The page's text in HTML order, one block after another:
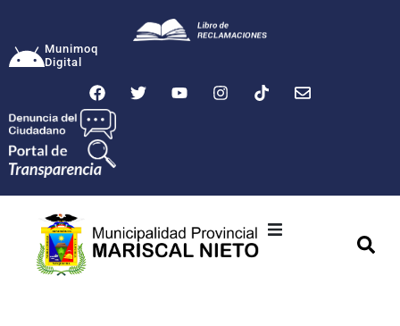
Munimoq
Digital